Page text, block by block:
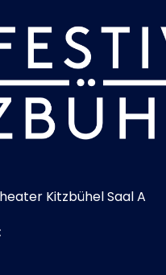
Kitzbühel Saal A